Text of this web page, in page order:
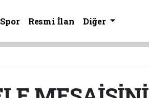
Spor Resmi İlan Diğer